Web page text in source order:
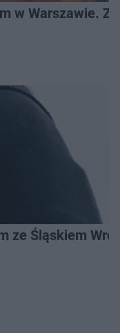
w Warszawie.
ze Śląskiem